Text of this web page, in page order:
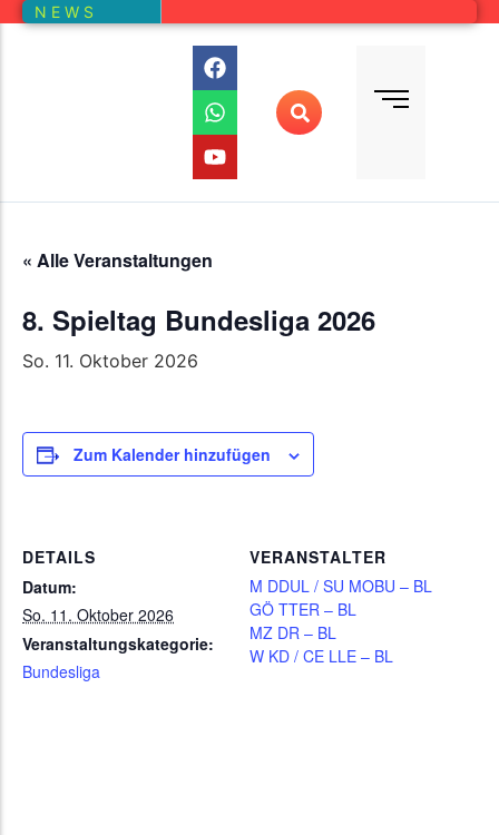
N E W S
Auswertung aller Wettbewerbe
« Alle Veranstaltungen
8. Spieltag Bundesliga 2026
So. 11. Oktober 2026
Zum Kalender hinzufügen
DETAILS
Datum:
So. 11. Oktober 2026
Veranstaltungskategorie:
Bundesliga
VERANSTALTER
M DDUL / SU MOBU – BL
GÖ TTER – BL
MZ DR – BL
W KD / CE LLE – BL